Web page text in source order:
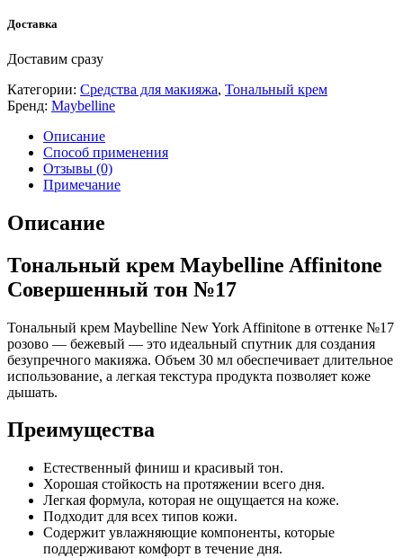
Доставка
Доставим сразу
Категории: Средства для макияжа, Тональный крем
Бренд: Maybelline
Описание
Способ применения
Отзывы (0)
Примечание
Описание
Тональный крем Maybelline Affinitone
Совершенный тон №17
Тональный крем Maybelline New York Affinitone в оттенке №17
розово — бежевый — это идеальный спутник для создания
безупречного макияжа. Объем 30 мл обеспечивает длительное
использование, а легкая текстура продукта позволяет коже
дышать.
Преимущества
Естественный финиш и красивый тон.
Хорошая стойкость на протяжении всего дня.
Легкая формула, которая не ощущается на коже.
Подходит для всех типов кожи.
Содержит увлажняющие компоненты, которые
поддерживают комфорт в течение дня.